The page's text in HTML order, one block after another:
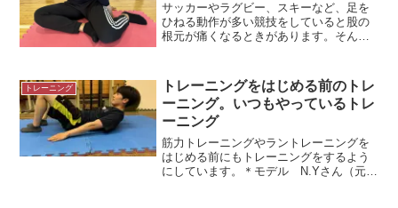
サッカーやラグビー、スキーなど、足を
ひねる動作が多い競技をしていると股の
根元が痛くなるときがあります。そんな
多い競技足をひねることが多い競技。た
とえば、・サッカー・ラ...
トレーニング
トレーニングをはじめる前のトレ
ーニング。いつもやっているトレ
ーニング
筋力トレーニングやラントレーニングを
はじめる前にもトレーニングをするよう
にしています。＊モデル N.Yさん（元高